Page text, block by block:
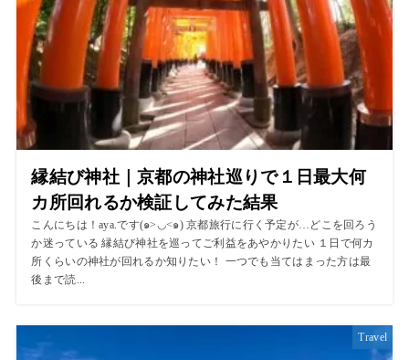
縁結び神社｜京都の神社巡りで１日最大何
カ所回れるか検証してみた結果
こんにちは！aya.です(๑>◡<๑) 京都旅行に行く予定が…どこを回ろう
か迷っている 縁結び神社を巡ってご利益をあやかりたい １日で何カ
所くらいの神社が回れるか知りたい！ 一つでも当てはまった方は最
後まで読...
Travel